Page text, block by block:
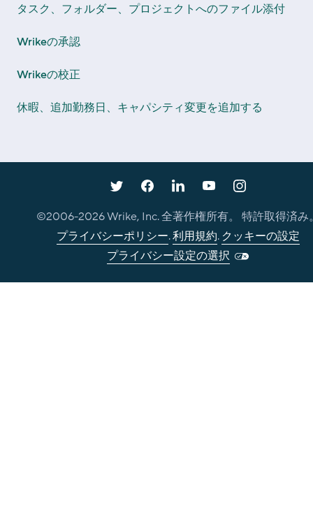
タスク、フォルダー、プロジェクトへのファイル添付
Wrikeの承認
Wrikeの校正
休暇、追加勤務日、キャパシティ変更を追加する
©2006-2026Wrike, Inc. 全著作権所有。 特許取得済み
プライバシーポリシー.利用規約. クッキーの設定
プライバシー設定の選択